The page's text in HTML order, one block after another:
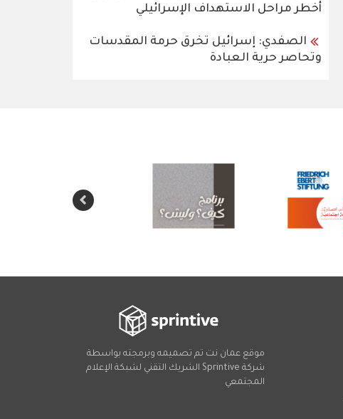
أخطر مراحل الاستهداف الإسرائيلي
الصفدي: إسرائيل تخرق حرمة المقدسات
وتحاصر حرية العبادة
موقع عمان نت تم تصميمه وبرمجته بواسطة
شركة Sprintive الشريك التقني لشبكة الإعلام
المجتمعي